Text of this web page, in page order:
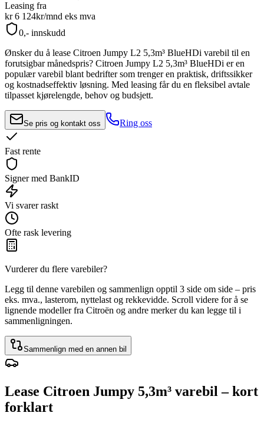
Leasing fra
kr 6 124kr/mnd eks mva
0,- innskudd
Ønsker du å lease Citroen Jumpy L2 5,3m³ BlueHDi varebil til en
forutsigbar månedspris? Citroen Jumpy L2 5,3m³ BlueHDi er en
populær varebil blant bedrifter som trenger en praktisk, driftssikker
og kostnadseffektiv løsning. Med leasing får du en fleksibel avtale
tilpasset kjørelengde, behov og budsjett.
Se pris og kontakt oss Ring oss
Fast rente
Signer med BankID
Vi svarer raskt
Ofte rask levering
Vurderer du flere varebiler?
Legg til denne varebilen og sammenlign opptil 3 side om side – pris
eks. mva., lasterom, nyttelast og rekkevidde. Scroll videre for å se
lignende modeller fra Citroën og andre merker du kan legge til i
sammenligningen.
Sammenlign med en annen bil
Lease Citroen Jumpy 5,3m³ varebil – kort
forklart